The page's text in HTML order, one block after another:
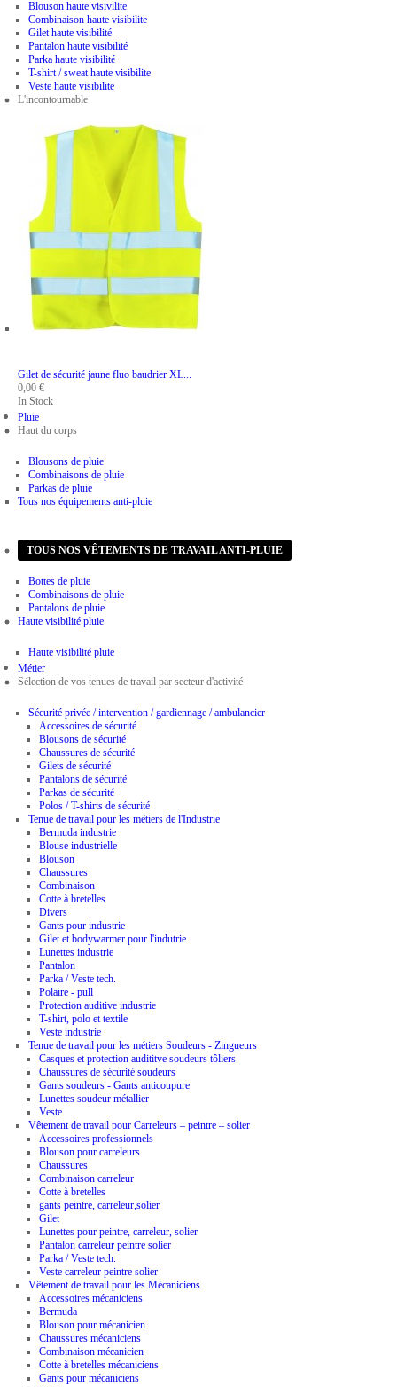
Blouson haute visivilite
Combinaison haute visibilite
Gilet haute visibilité
Pantalon haute visibilité
Parka haute visibilité
T-shirt / sweat haute visibilite
Veste haute visibilite
L'incontournable
Gilet de sécurité jaune fluo baudrier XL...
0,00 €
In Stock
Pluie
Haut du corps
Blousons de pluie
Combinaisons de pluie
Parkas de pluie
Tous nos équipements anti-pluie
TOUS NOS VÊTEMENTS DE TRAVAIL ANTI-PLUIE
Bas du corps
Bottes de pluie
Combinaisons de pluie
Pantalons de pluie
Haute visibilité pluie
Haute visibilité pluie
Métier
Sélection de vos tenues de travail par secteur d'activité
Sécurité privée / intervention / gardiennage / ambulancier
Accessoires de sécurité
Blousons de sécurité
Chaussures de sécurité
Gilets de sécurité
Pantalons de sécurité
Parkas de sécurité
Polos / T-shirts de sécurité
Tenue de travail pour les métiers de l'Industrie
Bermuda industrie
Blouse industrielle
Blouson
Chaussures
Combinaison
Cotte à bretelles
Divers
Gants pour industrie
Gilet et bodywarmer pour l'indutrie
Lunettes industrie
Pantalon
Parka / Veste tech.
Polaire - pull
Protection auditive industrie
T-shirt, polo et textile
Veste industrie
Tenue de travail pour les métiers Soudeurs - Zingueurs
Casques et protection audititve soudeurs tôliers
Chaussures de sécurité soudeurs
Gants soudeurs - Gants anticoupure
Lunettes soudeur métallier
Veste
Vêtement de travail pour Carreleurs – peintre – solier
Accessoires professionnels
Blouson pour carreleurs
Chaussures
Combinaison carreleur
Cotte à bretelles
gants peintre, carreleur,solier
Gilet
Lunettes pour peintre, carreleur, solier
Pantalon carreleur peintre solier
Parka / Veste tech.
Veste carreleur peintre solier
Vêtement de travail pour les Mécaniciens
Accessoires mécaniciens
Bermuda
Blouson pour mécanicien
Chaussures mécaniciens
Combinaison mécanicien
Cotte à bretelles mécaniciens
Gants pour mécaniciens